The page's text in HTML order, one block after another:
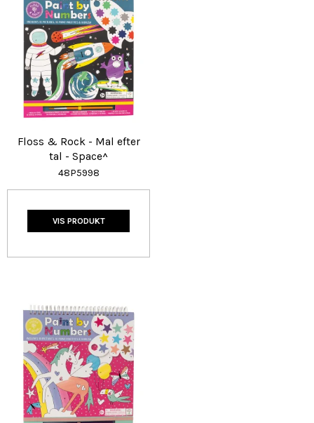
Floss & Rock - Mal efter
tal - Space^
48P5998
VIS PRODUKT